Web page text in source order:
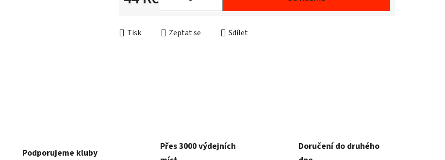
Měrná cena:
Tisk Zeptat se Sdílet
Podporujeme kluby
Přes 3000 výdejních
Doručení do druhého